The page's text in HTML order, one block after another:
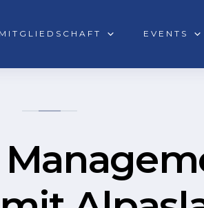
MITGLIEDSCHAFT EVENTS